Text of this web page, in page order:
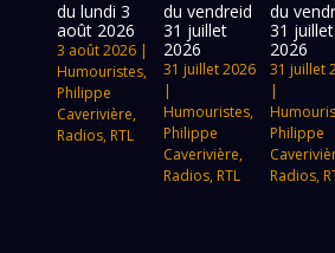
du lundi 3
août 2026
3 août 2026 |
Humouristes,
Philippe
Caverivière,
Radios, RTL
du vendreid
31 juillet
2026
31 juillet 2026
|
Humouristes,
Philippe
Caverivière,
Radios, RTL
du
31 juillet
2026
31 juillet
|
Philippe
Radios,